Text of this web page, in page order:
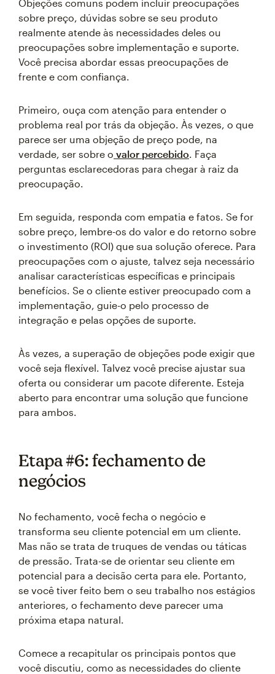
Objeções comuns podem incluir preocupações
sobre preço, dúvidas sobre se seu produto
realmente atende às necessidades deles ou
preocupações sobre implementação e suporte.
Você precisa abordar essas preocupações de
frente e com confiança.
Primeiro, ouça com atenção para entender o
problema real por trás da objeção. Às vezes, o que
parece ser uma objeção de preço pode, na
verdade, ser sobre o valor percebido. Faça
perguntas esclarecedoras para chegar à raiz da
preocupação.
Em seguida, responda com empatia e fatos. Se for
sobre preço, lembre-os do valor e do retorno sobre
o investimento (ROI) que sua solução oferece. Para
preocupações com o ajuste, talvez seja necessário
analisar características específicas e principais
benefícios. Se o cliente estiver preocupado com a
implementação, guie-o pelo processo de
integração e pelas opções de suporte.
Às vezes, a superação de objeções pode exigir que
você seja flexível. Talvez você precise ajustar sua
oferta ou considerar um pacote diferente. Esteja
aberto para encontrar uma solução que funcione
para ambos.
Etapa #6: fechamento de
negócios
No fechamento, você fecha o negócio e
transforma seu cliente potencial em um cliente.
Mas não se trata de truques de vendas ou táticas
de pressão. Trata-se de orientar seu cliente em
potencial para a decisão certa para ele. Portanto,
se você tiver feito bem o seu trabalho nos estágios
anteriores, o fechamento deve parecer uma
próxima etapa natural.
Comece a recapitular os principais pontos que
você discutiu, como as necessidades do cliente